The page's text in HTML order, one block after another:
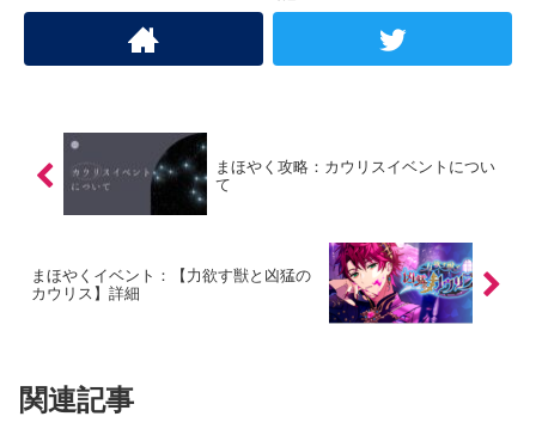
まほやく攻略：カウリスイベントについ
て
まほやくイベント：【力欲す獣と凶猛の
カウリス】詳細
関連記事